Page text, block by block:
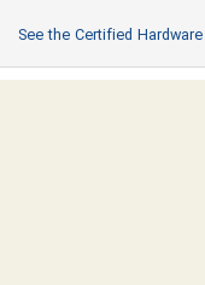
See the Certified Hardware